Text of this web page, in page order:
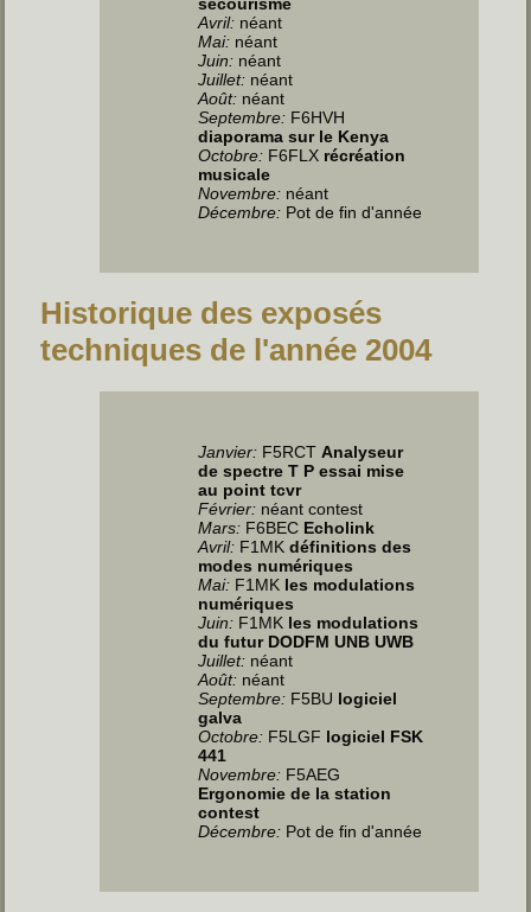
Avril: néant
Mai: néant
Juin: néant
Juillet: néant
Août: néant
Septembre: F6HVH
diaporama sur le Kenya
Octobre: F6FLX récréation
musicale
Novembre: néant
Décembre: Pot de fin d'année
Historique des exposés
techniques de l'année 2004
Janvier: F5RCTAnalyseur
de spectre T P essai mise
au point tcvr
Février: néant contest
Mars: F6BEC Echolink
Avril: F1MKdéfinitions des
modes numériques
Mai: F1MK les modulations
numériques
Juin: F1MK les modulations
du futur DODFM UNB UWB
Juillet: néant
Août: néant
Septembre: F5BU logiciel
galva
Octobre: F5LGF logiciel FSK
441
Novembre: F5AEG
Ergonomie de la station
contest
Décembre: Pot de fin d'année